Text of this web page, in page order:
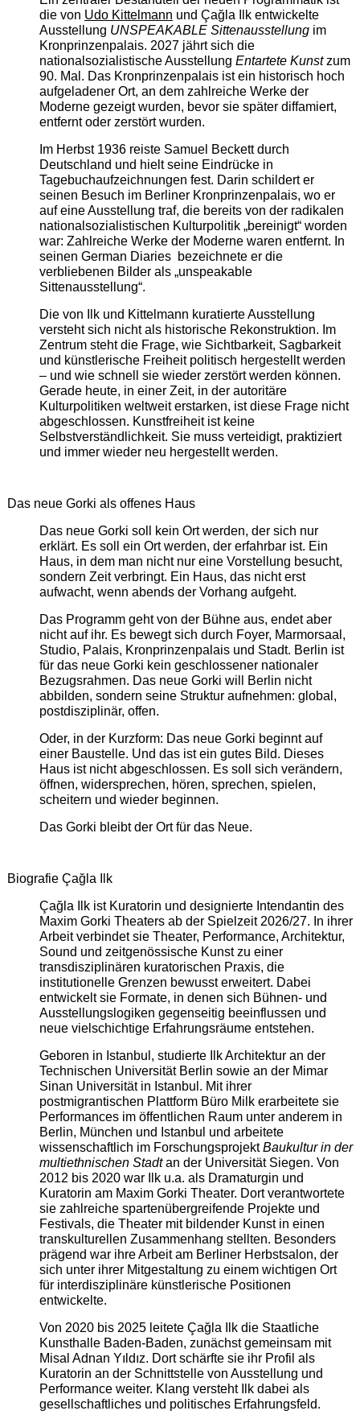
die von Udo Kittelmann und Çağla Ilk entwickelte
Ausstellung UNSPEAKABLE Sittenausstellungim
Kronprinzenpalais. 2027 jährt sich die
nationalsozialistische Ausstellung Entartete Kunstzum
90. Mal. Das Kronprinzenpalais ist ein historisch hoch
aufgeladener Ort, an dem zahlreiche Werke der
Moderne gezeigt wurden, bevor sie später diffamiert,
entfernt oder zerstört wurden.
Im Herbst 1936 reiste Samuel Beckett durch
Deutschland und hielt seine Eindrücke in
Tagebuchaufzeichnungen fest. Darin schildert er
seinen Besuch im Berliner Kronprinzenpalais, wo er
auf eine Ausstellung traf, die bereits von der radikalen
nationalsozialistischen Kulturpolitik „bereinigt“ worden
war: Zahlreiche Werke der Moderne waren entfernt. In
seinen German Diaries bezeichnete er die
verbliebenen Bilder als „unspeakable
Sittenausstellung“.
Die von Ilk und Kittelmann kuratierte Ausstellung
versteht sich nicht als historische Rekonstruktion. Im
Zentrum steht die Frage, wie Sichtbarkeit, Sagbarkeit
und künstlerische Freiheit politisch hergestellt werden
– und wie schnell sie wieder zerstört werden können.
Gerade heute, in einer Zeit, in der autoritäre
Kulturpolitiken weltweit erstarken, ist diese Frage nicht
abgeschlossen. Kunstfreiheit ist keine
Selbstverständlichkeit. Sie muss verteidigt, praktiziert
und immer wieder neu hergestellt werden.
Das neue Gorki als offenes Haus
Das neue Gorki soll kein Ort werden, der sich nur
erklärt. Es soll ein Ort werden, der erfahrbar ist. Ein
Haus, in dem man nicht nur eine Vorstellung besucht,
sondern Zeit verbringt. Ein Haus, das nicht erst
aufwacht, wenn abends der Vorhang aufgeht.
Das Programm geht von der Bühne aus, endet aber
nicht auf ihr. Es bewegt sich durch Foyer, Marmorsaal,
Studio, Palais, Kronprinzenpalais und Stadt. Berlin ist
für das neue Gorki kein geschlossener nationaler
Bezugsrahmen. Das neue Gorki will Berlin nicht
abbilden, sondern seine Struktur aufnehmen: global,
postdisziplinär, offen.
Oder, in der Kurzform: Das neue Gorki beginnt auf
einer Baustelle. Und das ist ein gutes Bild. Dieses
Haus ist nicht abgeschlossen. Es soll sich verändern,
öffnen, widersprechen, hören, sprechen, spielen,
scheitern und wieder beginnen.
Das Gorki bleibt der Ort für das Neue.
Biografie Çağla Ilk
Çağla Ilk ist Kuratorin und designierte Intendantin des
Maxim Gorki Theaters ab der Spielzeit 2026/27. In ihrer
Arbeit verbindet sie Theater, Performance, Architektur,
Sound und zeitgenössische Kunst zu einer
transdisziplinären kuratorischen Praxis, die
institutionelle Grenzen bewusst erweitert. Dabei
entwickelt sie Formate, in denen sich Bühnen- und
Ausstellungslogiken gegenseitig beeinflussen und
neue vielschichtige Erfahrungsräume entstehen.
Geboren in Istanbul, studierte Ilk Architektur an der
Technischen Universität Berlin sowie an der Mimar
Sinan Universität in Istanbul. Mit ihrer
postmigrantischen Plattform Büro Milk erarbeitete sie
Performances im öffentlichen Raum unter anderem in
Berlin, München und Istanbul und arbeitete
wissenschaftlich im ForschungsprojektBaukultur in der
multiethnischen Stadtan der Universität Siegen. Von
2012 bis 2020 war Ilk u.a. als Dramaturgin und
Kuratorin am Maxim Gorki Theater. Dort verantwortete
sie zahlreiche spartenübergreifende Projekte und
Festivals, die Theater mit bildender Kunst in einen
transkulturellen Zusammenhang stellten. Besonders
prägend war ihre Arbeit am Berliner Herbstsalon, der
sich unter ihrer Mitgestaltung zu einem wichtigen Ort
für interdisziplinäre künstlerische Positionen
entwickelte.
Von 2020 bis 2025 leitete Çağla Ilk die Staatliche
Kunsthalle Baden-Baden, zunächst gemeinsam mit
Misal Adnan Yıldız. Dort schärfte sie ihr Profil als
Kuratorin an der Schnittstelle von Ausstellung und
Performance weiter. Klang versteht Ilk dabei als
gesellschaftliches und politisches Erfahrungsfeld.